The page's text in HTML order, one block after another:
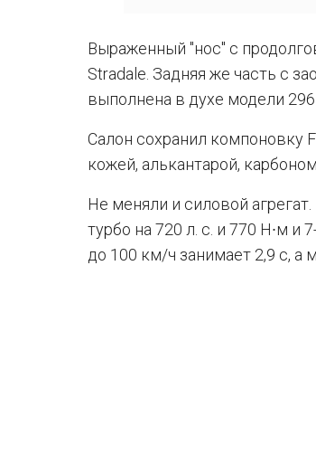
Выраженный "нос" с
Stradale. Задняя же часть с
выполнена в духе модели 296
Салон сохранил компоновку
кожей, алькантарой,
Не меняли и силовой
турбо на 720 л. с. и 770 Н∙м
до 100 км/ч занимает 2,9 с, а